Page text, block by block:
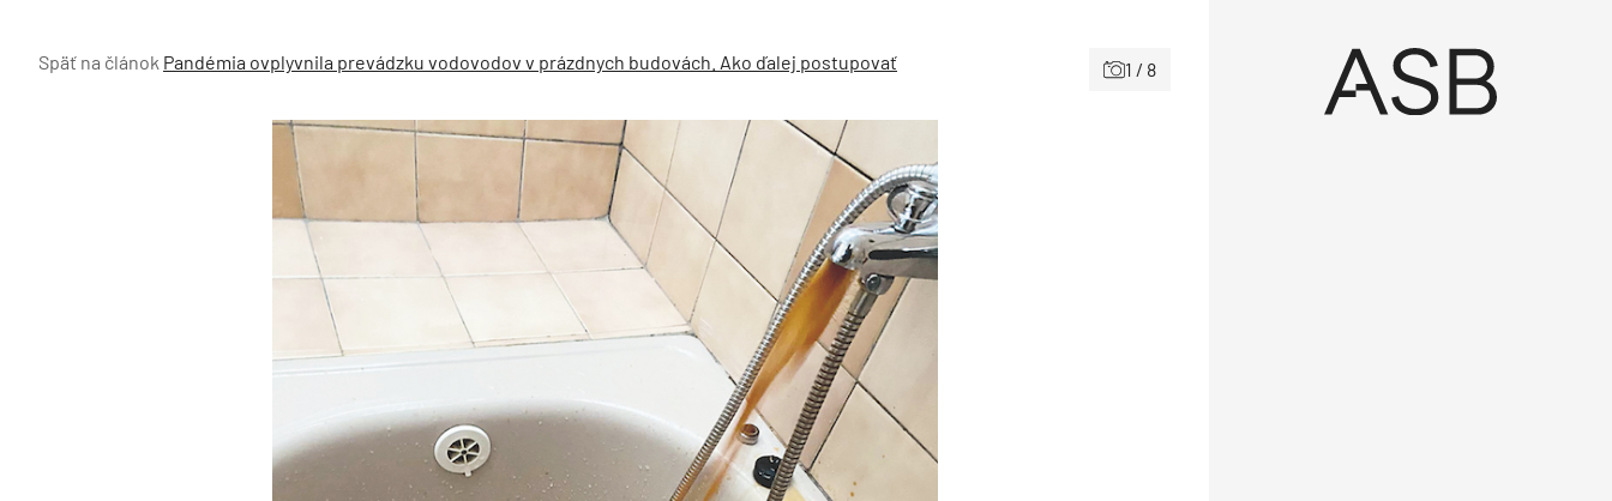
Späť na článok Pandémia ovplyvnila prevádzku vodovodov v prázdnych budovách. Ako ďalej postupovať 1 / 8